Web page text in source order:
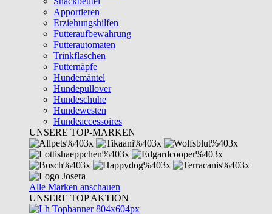
Apportieren
Erziehungshilfen
Futteraufbewahrung
Futterautomaten
Trinkflaschen
Futternäpfe
Hundemäntel
Hundepullover
Hundeschuhe
Hundewesten
Hundeaccessoires
UNSERE TOP-MARKEN
Alle Marken anschauen
UNSERE TOP AKTION